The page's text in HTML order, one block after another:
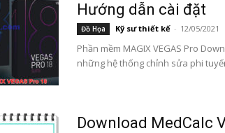
Hướng dẫn cài đặt
Đồ Họa Kỹ sư thiết kế - 12/05/2021
Phần mềm MAGIX VEGAS Pro
những hệ thống chỉnh sửa phi
Download MedCalc